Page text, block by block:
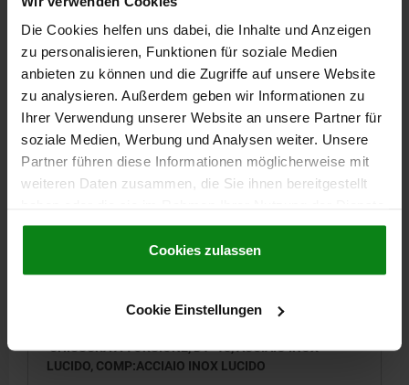
Die Cookies helfen uns dabei, die Inhalte und Anzeigen
zu personalisieren, Funktionen für soziale Medien
anbieten zu können und die Zugriffe auf unsere Website
zu analysieren. Außerdem geben wir Informationen zu
Ihrer Verwendung unserer Website an unsere Partner für
soziale Medien, Werbung und Analysen weiter. Unsere
Partner führen diese Informationen möglicherweise mit
weiteren Daten zusammen, die Sie ihnen bereitgestellt
gesammelt haben.Cookie Richtlinien
Datenschutz|AGB
Cookies zulassen
Cookie Einstellungen
RESISTENZA ALLA TEMPERATURA =≤200 °C
Numero d’ordine: 03192-10-114
66,94 CHF
più le spese di spedizione
DETTAGLI
03192-10
CHIUSURA A TORSIONE, D1=18, ACCIAIO INOX
LUCIDO, COMP:ACCIAIO INOX LUCIDO